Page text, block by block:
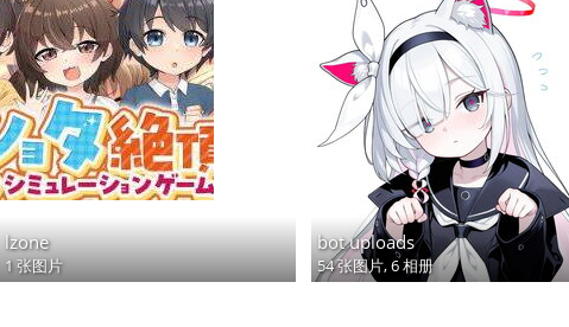
lzone
1 张图片
bot uploads
54 张图片,6 相册